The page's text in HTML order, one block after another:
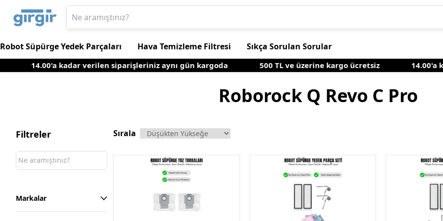
Robot Süpürge Yedek Parçaları Hava Temizleme Filtresi Sıkça Sorulan Sorular
14.00'a kadar verilen siparişleriniz aynı gün kargoda 500 TL ve üzerine kargo ücretsiz 14.00'a
Roborock Q Revo C Pro
Filtreler
Markalar
Sırala